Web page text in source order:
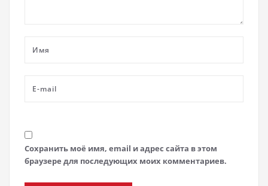
Сохранить моё имя, email и адрес сайта в этом
браузере для последующих моих комментариев.